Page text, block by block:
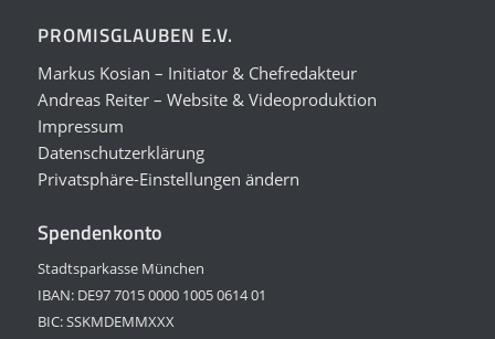
PROMISGLAUBEN E.V.
Markus Kosian – Initiator & Chefredakteur
Andreas Reiter – Website & Videoproduktion
Impressum
Datenschutzerklärung
Privatsphäre-Einstellungen ändern
Spendenkonto
Stadtsparkasse München
IBAN: DE97 7015 0000 1005 0614 01
BIC: SSKMDEMMXXX